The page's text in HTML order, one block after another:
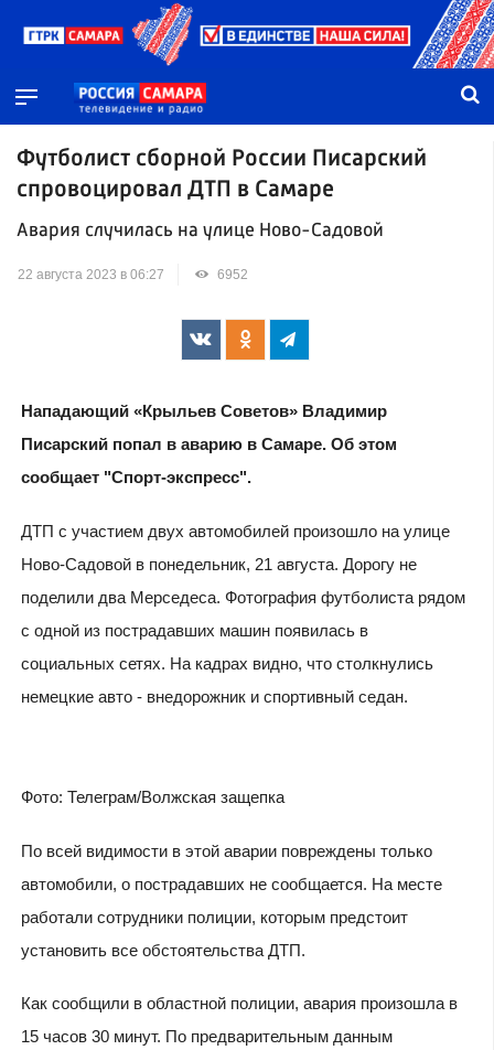
Футболист сборной России Писарский
спровоцировал ДТП в Самаре
Авария случилась на улице Ново-Садовой
22 августа 2023 в 06:27 6952
Нападающий «Крыльев Советов» Владимир
Писарский попал в аварию в Самаре. Об этом
сообщает "Спорт-экспресс".
ДТП с участием двух автомобилей произошло на улице
Ново-Садовой в понедельник, 21 августа. Дорогу не
поделили два Мерседеса. Фотография футболиста рядом
с одной из пострадавших машин появилась в
социальных сетях. На кадрах видно, что столкнулись
немецкие авто - внедорожник и спортивный седан.
Фото: Телеграм/Волжская защепка
По всей видимости в этой аварии повреждены только
автомобили, о пострадавших не сообщается. На месте
работали сотрудники полиции, которым предстоит
установить все обстоятельства ДТП.
Как сообщили в областной полиции, авария произошла в
15 часов 30 минут. По предварительным данным